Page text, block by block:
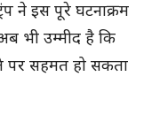
ने इस पूरे घटनाक्रम
भी उम्मीद है कि
पर सहमत हो सकता